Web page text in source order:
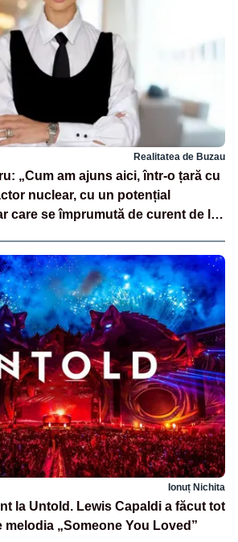
Realitatea de Buzau
„Cum am ajuns aici, într-o țară cu
nuclear, cu un potențial
care se împrumută de curent de la
Ionuț Nichita
la Untold. Lewis Capaldi a făcut tot
„Someone You Loved”